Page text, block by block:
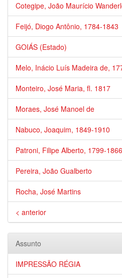
Cotegipe, João Maurício
Feijó, Diogo Antônio, 1784-1843
GOIÁS (Estado)
Melo, Inácio Luís Madeira de,
Monteiro, José Maria, fl. 1817
Moraes, José Manoel de
Nabuco, Joaquim, 1849-1910
Patroni, Filipe Alberto, 1799-1866
Pereira, João Gualberto
Rocha, José Martins
< anterior
Assunto
IMPRESSÃO RÉGIA